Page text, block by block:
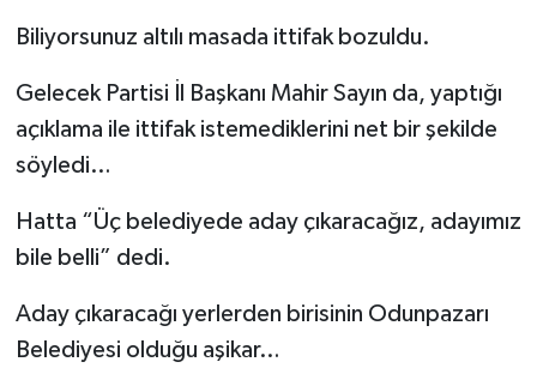
Biliyorsunuz altılı masada ittifak bozuldu.
Gelecek Partisi İl Başkanı Mahir Sayın da, yaptığı
açıklama ile ittifak istemediklerini net bir şekilde
söyledi…
Hatta “Üç belediyede aday çıkaracağız, adayımız
bile belli” dedi.
Aday çıkaracağı yerlerden birisinin Odunpazarı
Belediyesi olduğu aşikar…